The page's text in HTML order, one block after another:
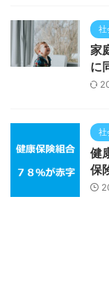
社
家
に
社
健
保